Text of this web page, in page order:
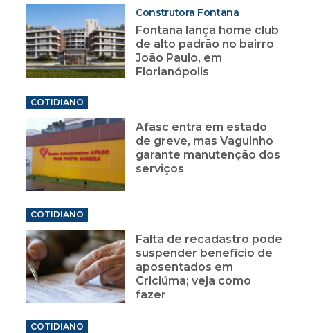
Construtora Fontana
Fontana lança home club
de alto padrão no bairro
João Paulo, em
Florianópolis
COTIDIANO
Afasc entra em estado
de greve, mas Vaguinho
garante manutenção dos
serviços
COTIDIANO
Falta de recadastro pode
suspender benefício de
aposentados em
Criciúma; veja como
fazer
COTIDIANO